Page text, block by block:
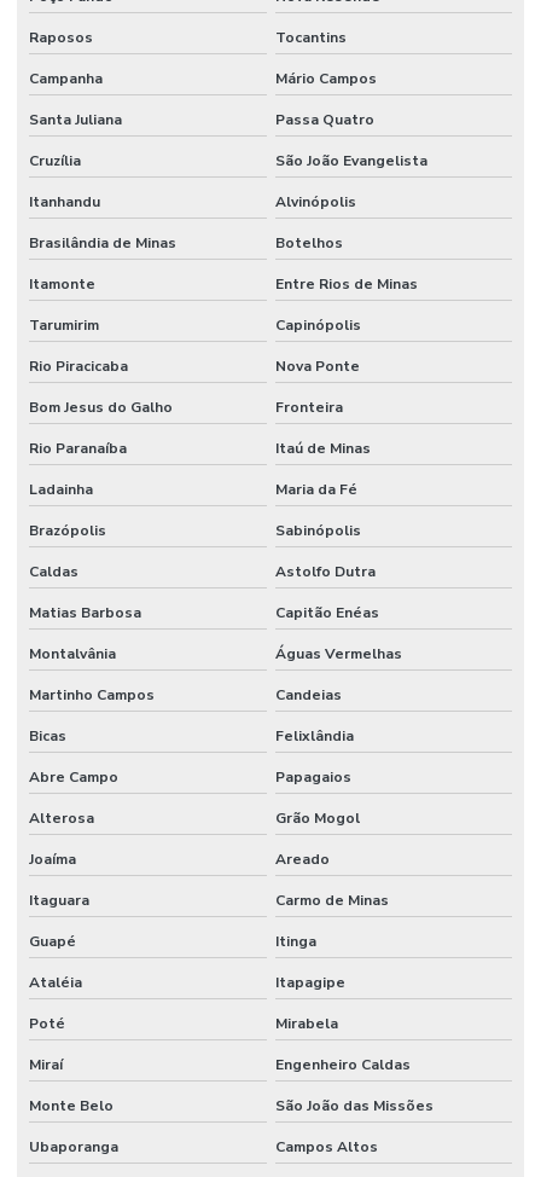
Raposos Tocantins
Campanha Mário Campos
Santa Juliana Passa Quatro
Cruzília São João Evangelista
Itanhandu Alvinópolis
Brasilândia de Minas Botelhos
Itamonte Entre Rios de Minas
Tarumirim Capinópolis
Rio Piracicaba Nova Ponte
Bom Jesus do Galho Fronteira
Rio Paranaíba Itaú de Minas
Ladainha Maria da Fé
Brazópolis Sabinópolis
Caldas Astolfo Dutra
Matias Barbosa Capitão Enéas
Montalvânia Águas Vermelhas
Martinho Campos Candeias
Bicas Felixlândia
Abre Campo Papagaios
Alterosa Grão Mogol
Joaíma Areado
Itaguara Carmo de Minas
Guapé Itinga
Ataléia Itapagipe
Poté Mirabela
Miraí Engenheiro Caldas
Monte Belo São João das Missões
Ubaporanga Campos Altos